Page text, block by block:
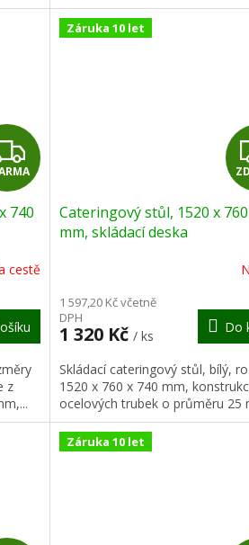
Z
D
A
R
M
A
740
cestě
z
Záruka 10 let
Cateringový stůl, 1520 x
mm, skládací deska
1 597,20 Kč včetně
DPH
1 320 Kč / ks
Do
Skládací cateringový stůl, bílý,
1520 x 760 x 740 mm,
ocelových trubek o průměru 25
Záruka 10 let